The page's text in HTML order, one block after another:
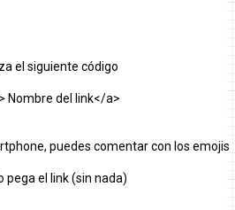
el siguiente código
Nombre del link</a>
puedes comentar con los emojis
pega el link (sin nada)